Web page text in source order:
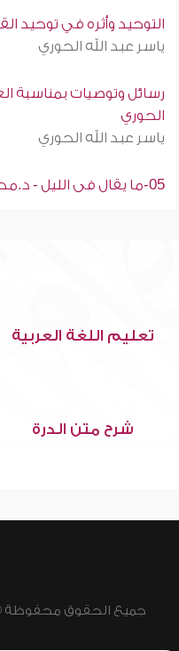
التوحيد وأثره في توحيد
ياسر عبد الله الحوري
رسائل وتوصيات بمناسبة
الحوري
ياسر عبد الله الحوري
05-ما يقال فى الليل - د.محمد إسماعيل المقدم
تعليم اللغة العربية
شرح متن الدرة
جميع الحقوق محفوظة © 2026 - 1998 لشبكة إسلام